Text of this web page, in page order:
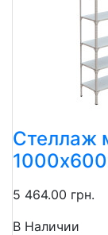
Стеллаж
5 464.00 грн.
В Наличии